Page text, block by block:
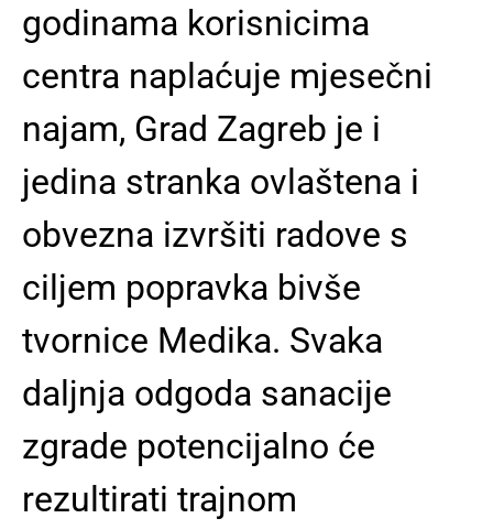
godinama korisnicima
centra naplaćuje mjesečni
najam, Grad Zagreb je i
jedina stranka ovlaštena i
obvezna izvršiti radove s
ciljem popravka bivše
tvornice Medika. Svaka
daljnja odgoda sanacije
zgrade potencijalno će
rezultirati trajnom